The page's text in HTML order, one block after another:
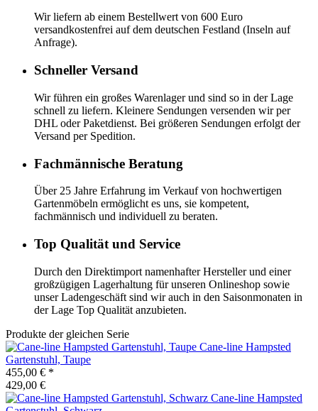
Wir liefern ab einem Bestellwert von 600 Euro
versandkostenfrei auf dem deutschen Festland (Inseln auf
Anfrage).
Schneller Versand
Wir führen ein großes Warenlager und sind so in der Lage
schnell zu liefern. Kleinere Sendungen versenden wir per
DHL oder Paketdienst. Bei größeren Sendungen erfolgt der
Versand per Spedition.
Fachmännische Beratung
Über 25 Jahre Erfahrung im Verkauf von hochwertigen
Gartenmöbeln ermöglicht es uns, sie kompetent,
fachmännisch und individuell zu beraten.
Top Qualität und Service
Durch den Direktimport namenhafter Hersteller und einer
großzügigen Lagerhaltung für unseren Onlineshop sowie
unser Ladengeschäft sind wir auch in den Saisonmonaten in
der Lage Top Qualität anzubieten.
Produkte der gleichen Serie
Cane-line Hampsted
Gartenstuhl, Taupe
455,00 € *
429,00 €
Cane-line Hampsted